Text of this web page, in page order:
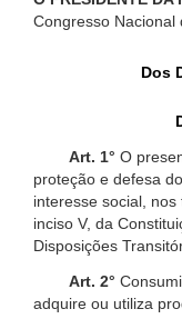
Congresso Nacional
Dos
Art. 1° O
proteção e defesa
interesse social, nos
inciso V, da
Disposições
Art. 2°
adquire ou utiliza